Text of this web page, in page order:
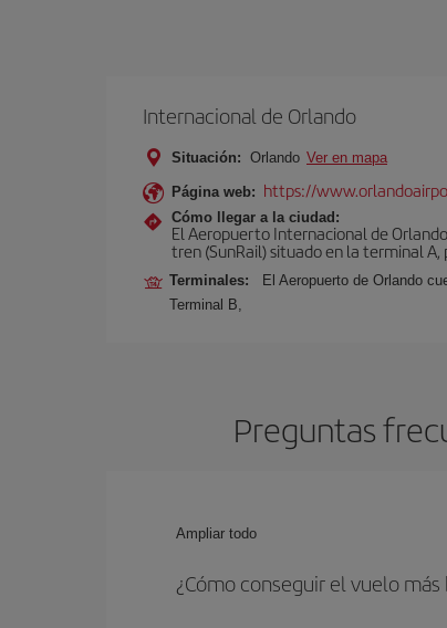
Internacional de Orlando
Situación: Orlando Ver en mapa
Página web: https://
Cómo llegar a la ciudad:
El Aeropuerto Internacional de
tren (SunRail) situado en la terminal
Terminales:
El Aeropuerto de Orlando
Terminal B,
Preguntas
Ampliar todo
¿Cómo conseguir el vuelo